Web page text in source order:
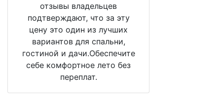
отзывы владельцев
подтверждают, что за эту
цену это один из лучших
вариантов для спальни,
гостиной и дачи.Обеспечите
себе комфортное лето без
переплат.